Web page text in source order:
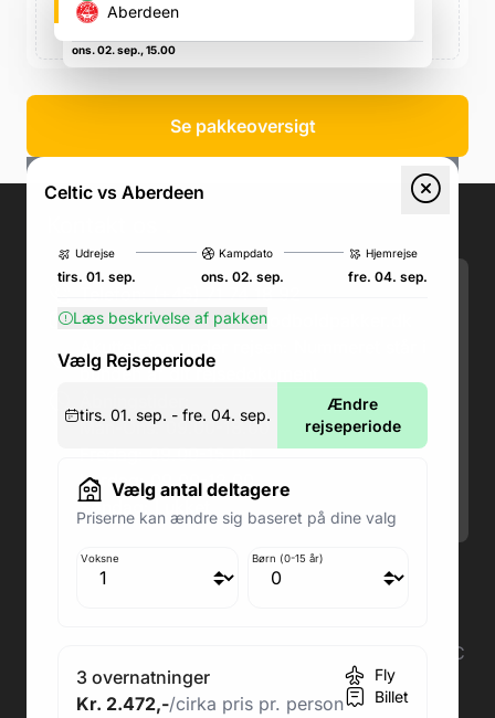
Glasgow G40 3RE, Storbritannien, Glasgow G40 3RE,
Storbritannien
ons. 02. sep., 15.00
Aberdeen
Se pakkeoversigt
Celtic vs Aberdeen
Udrejse
tirs. 01. sep.
Kampdato
ons. 02. sep.
Hjemrejse
fre. 04. sep.
Læs beskrivelse af pakken
Vælg Rejseperiode
tirs. 01. sep. - fre. 04. sep.
Ændre
rejseperiode
Vælg antal deltagere
Priserne kan ændre sig baseret på dine valg
Voksne Børn (0-15 år)
3 overnatninger
Kr. 2.472,-/cirka pris pr. person
Fly
Billet
Email:kundeservice@fodboldpakker.dk
Akuttelefon under rejsen: Nummeret står i
bunden af dit rejsedokument
Man-Ons: 09.00-18.00
Lørdag: 09.00-12.00
Søndag: Lukket
Adresse butik: Fodboldpakker ApS Rosendal 1C
Adresse kontor: Fodboldpakker ApS Rosendal 1C
2860 Søborg
CVR: 41967218